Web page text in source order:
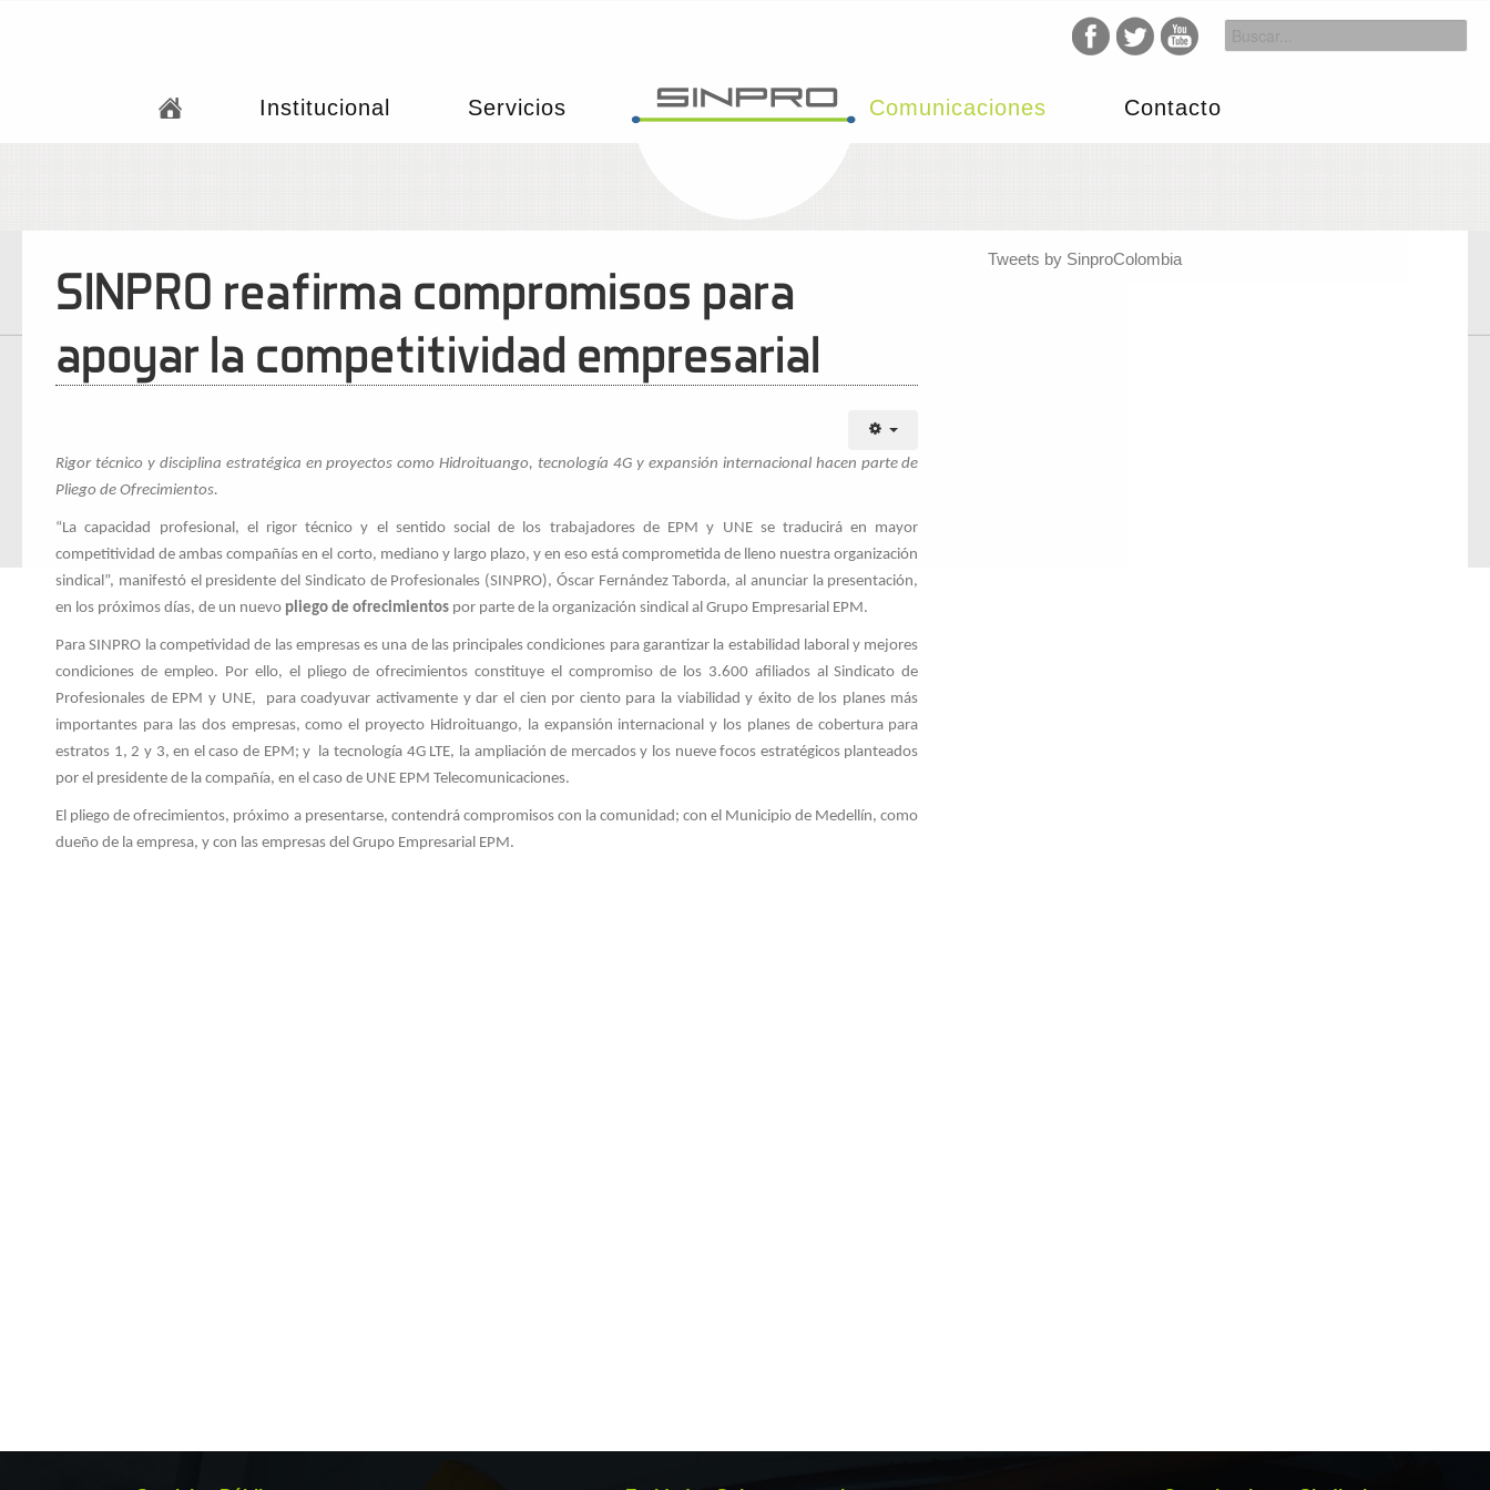
Institucional Servicios Comunicaciones Contacto
SINPRO reafirma compromisos para
apoyar la competitividad empresarial
Rigor técnico y disciplina estratégica en proyectos como Hidroituango, tecnología 4G y expansión internacional hacen parte de
Pliego de Ofrecimientos.
“La capacidad profesional, el rigor técnico y el sentido social de los trabajadores de EPM y UNE se traducirá en mayor
competitividad de ambas compañías en el corto, mediano y largo plazo, y en eso está comprometida de lleno nuestra organización
sindical”, manifestó el presidente del Sindicato de Profesionales (SINPRO), Óscar Fernández Taborda, al anunciar la presentación,
en los próximos días, de un nuevo pliego de ofrecimientos por parte de la organización sindical al Grupo Empresarial EPM.
Para SINPRO la competividad de las empresas es una de las principales condiciones para garantizar la estabilidad laboral y mejores
condiciones de empleo. Por ello, el pliego de ofrecimientos constituye el compromiso de los 3.600 afiliados al Sindicato de
Profesionales de EPM y UNE, para coadyuvar activamente y dar el cien por ciento para la viabilidad y éxito de los planes más
importantes para las dos empresas, como el proyecto Hidroituango, la expansión internacional y los planes de cobertura para
estratos 1, 2 y 3, en el caso de EPM; y la tecnología 4G LTE, la ampliación de mercados y los nueve focos estratégicos planteados
por el presidente de la compañía, en el caso de UNE EPM Telecomunicaciones.
El pliego de ofrecimientos, próximo a presentarse, contendrá compromisos con la comunidad; con el Municipio de Medellín, como
dueño de la empresa, y con las empresas del Grupo Empresarial EPM.
Tweets by SinproColombia